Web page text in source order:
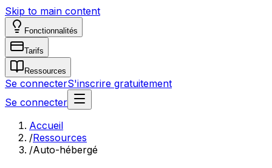
Skip to main content
Fonctionnalités
Tarifs
Ressources
Se connecterS'inscrire gratuitement
Se connecter
Accueil
/Ressources
/Auto-hébergé